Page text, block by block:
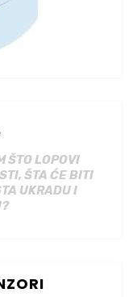
ŠTO LOPOVI
ŠTA ĆE BITI
UKRADU I